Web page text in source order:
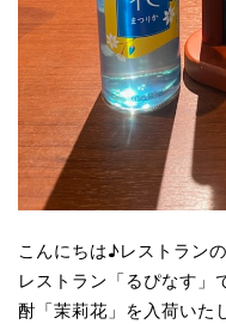
こんにちは♪レストランの
レストラン「るぴなす」
酎「茉莉花」を入荷いた